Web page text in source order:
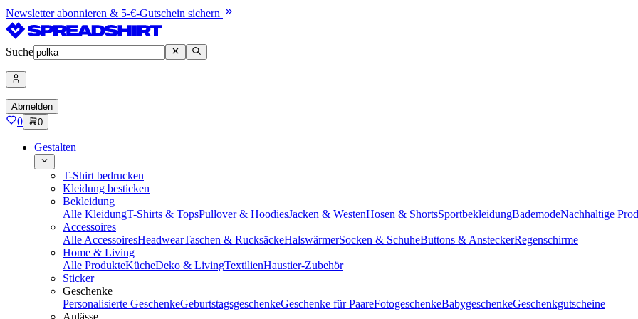
Newsletter abonnieren & 5-€-Gutschein sichern
Suche
Abmelden
0 0
Gestalten
T-Shirt bedrucken
Kleidung besticken
Bekleidung
Alle KleidungT-Shirts & TopsPullover & HoodiesJacken & WestenHosen & ShortsSportbekleidungBademodeNachhaltige
Accessoires
Alle AccessoiresHeadwearTaschen & RucksäckeHalswärmerSocken & SchuheButtons & AnsteckerRegenschirme
Home & Living
Alle ProdukteKücheDeko & LivingTextilienHaustier-Zubehör
Sticker
Geschenke
Personalisierte GeschenkeGeburtstagsgeschenkeGeschenke für PaareFotogeschenkeBabygeschenkeGeschenkgutscheine